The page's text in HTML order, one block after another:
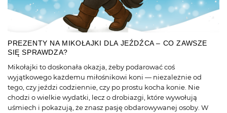
PREZENTY NA MIKOŁAJKI DLA JEŹDŹCA – CO ZAWSZE
SIĘ SPRAWDZA?
Mikołajki to doskonała okazja, żeby podarować coś
wyjątkowego każdemu miłośnikowi koni — niezależnie od
tego, czy jeździ codziennie, czy po prostu kocha konie. Nie
chodzi o wielkie wydatki, lecz o drobiazgi, które wywołują
uśmiech i pokazują, że znasz pasję obdarowywanej osoby. W